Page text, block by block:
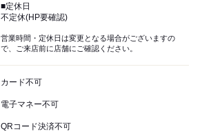
■定休日
不定休(HP要確認)
営業時間・定休日は変更となる場合がございますの
で、ご来店前に店舗にご確認ください。
カード不可
電子マネー不可
QRコード決済不可